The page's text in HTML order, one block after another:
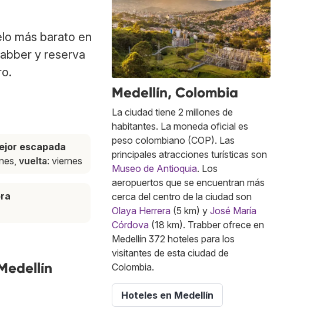
más barato en
y reserva
escapada
vuelta: viernes
Medellín, Colombia
La ciudad tiene 2 millones de
habitantes. La moneda oficial es
peso colombiano (COP). Las
principales atracciones turísticas son
Museo de Antioquia. Los
aeropuertos que se encuentran más
cerca del centro de la ciudad son
Olaya Herrera (5 km) y José María
Córdova (18 km). Trabber ofrece en
Medellín 372 hoteles para los
visitantes de esta ciudad de
Colombia.
Hoteles en Medellín